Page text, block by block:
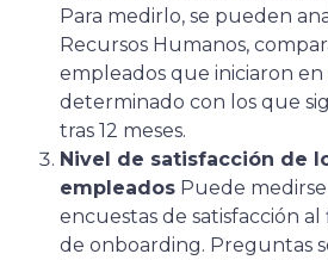
Para medirlo, se pueden
Recursos Humanos,
empleados que iniciaron
determinado con los que
tras 12 meses.
Nivel de satisfacción de
empleados Puede
encuestas de satisfacción
de onboarding. Preguntas